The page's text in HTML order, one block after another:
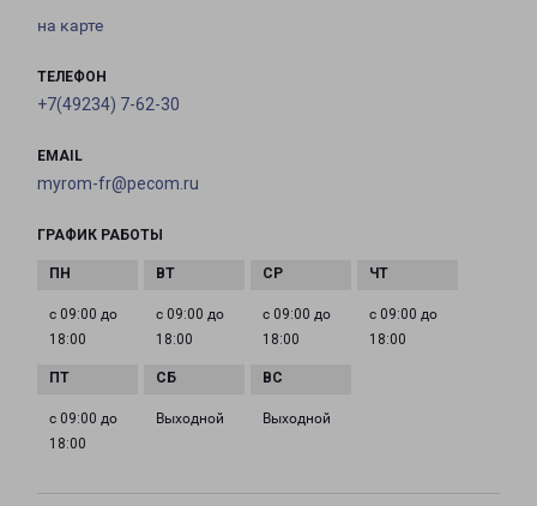
на карте
ТЕЛЕФОН
+7(49234) 7-62-30
EMAIL
myrom-fr@pecom.ru
ГРАФИК РАБОТЫ
с 09:00 до
18:00
с 09:00 до
18:00
с 09:00 до
18:00
с 09:00 до
18:00
с 09:00 до
18:00
Выходной Выходной